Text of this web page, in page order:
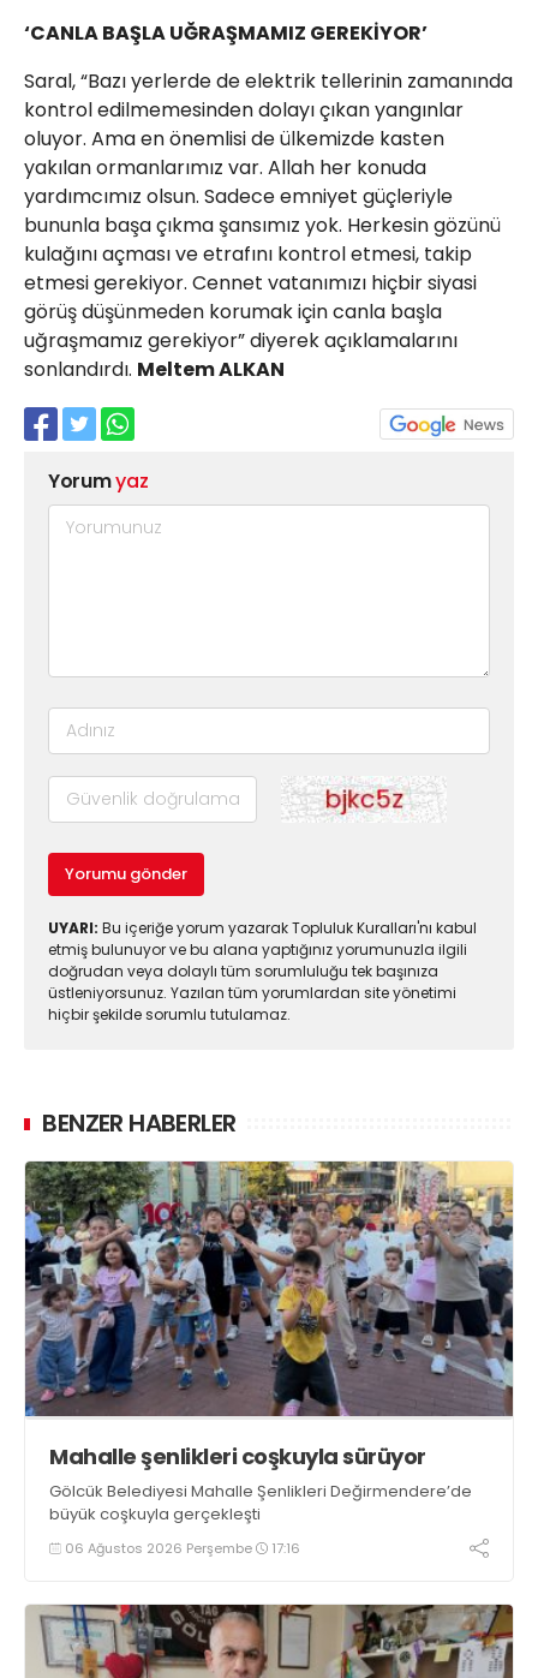
‘CANLA BAŞLA UĞRAŞMAMIZ GEREKİYOR’
Saral, “Bazı yerlerde de elektrik tellerinin zamanında
kontrol edilmemesinden dolayı çıkan yangınlar
oluyor. Ama en önemlisi de ülkemizde kasten
yakılan ormanlarımız var. Allah her konuda
yardımcımız olsun. Sadece emniyet güçleriyle
bununla başa çıkma şansımız yok. Herkesin gözünü
kulağını açması ve etrafını kontrol etmesi, takip
etmesi gerekiyor. Cennet vatanımızı hiçbir siyasi
görüş düşünmeden korumak için canla başla
uğraşmamız gerekiyor” diyerek açıklamalarını
sonlandırdı. Meltem ALKAN
Yorumyaz
Yorumu gönder
UYARI: Bu içeriğe yorum yazarak Topluluk Kuralları'nı kabul
etmiş bulunuyor ve bu alana yaptığınız yorumunuzla ilgili
doğrudan veya dolaylı tüm sorumluluğu tek başınıza
üstleniyorsunuz. Yazılan tüm yorumlardan site yönetimi
hiçbir şekilde sorumlu tutulamaz.
BENZER HABERLER
Mahalle şenlikleri coşkuyla sürüyor
Gölcük Belediyesi Mahalle Şenlikleri Değirmendere’de
büyük coşkuyla gerçekleşti
06 Ağustos 2026 Perşembe 17:16